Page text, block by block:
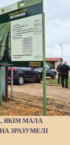
ЯКІМ МАЛА
ЗРАЗУМЕЛІ